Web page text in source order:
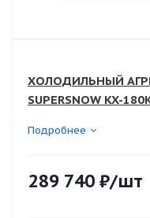
ХОЛОДИЛЬНЫЙ
SUPERSNOW KX-
Подробнее
289 740 ₽/шт